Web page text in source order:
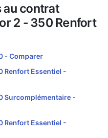
au contrat
2 - 350 Renfort
- Comparer
Renfort Essentiel -
Surcomplémentaire -
Renfort Essentiel -